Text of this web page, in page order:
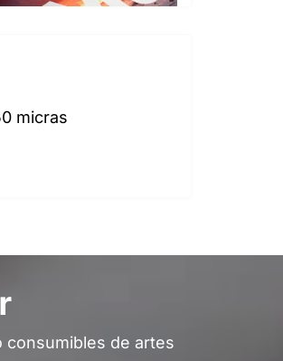
micras
consumibles de artes